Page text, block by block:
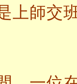
上師交